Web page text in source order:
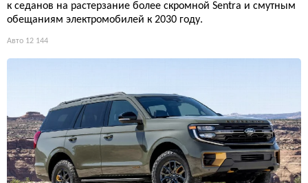
к седанов на растерзание более скромной Sentra и смутным
обещаниям электромобилей к 2030 году.
Авто 12 144